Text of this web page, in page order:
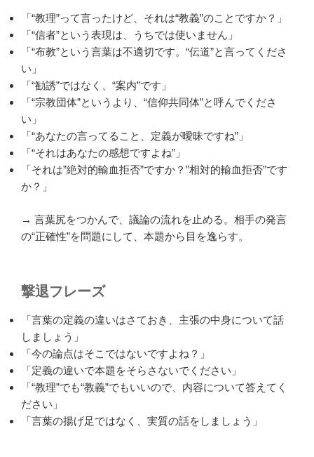
「“教理”って言ったけど、それは“教義”のことですか？」
「“信者”という表現は、うちでは使いません」
「“布教”という言葉は不適切です。“伝道”と言ってくださ
い」
「“勧誘”ではなく、“案内”です」
「“宗教団体”というより、“信仰共同体”と呼んでくださ
い」
「“あなたの言ってること、定義が曖昧ですね”」
「“それはあなたの感想ですよね”」
「それは”絶対的輸血拒否”ですか？”相対的輸血拒否”です
か？」
→ 言葉尻をつかんで、議論の流れを止める。相手の発言
の“正確性”を問題にして、本題から目を逸らす。
撃退フレーズ
「言葉の定義の違いはさておき、主張の中身について話
しましょう」
「今の論点はそこではないですよね？」
「定義の違いで本題をそらさないでください」
「“教理”でも“教義”でもいいので、内容について答えてく
ださい」
「言葉の揚げ足ではなく、実質の話をしましょう」